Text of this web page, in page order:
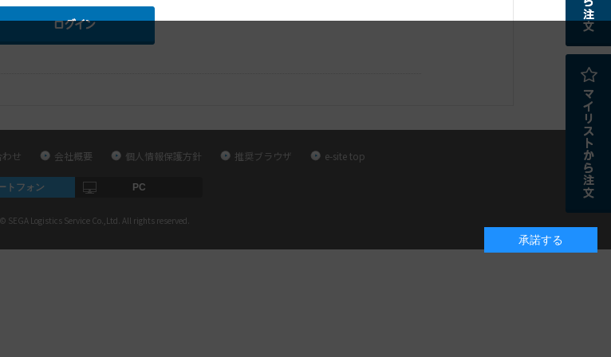
せ 会社概要 個人情報保護方針 推奨ブラウザ e-site top
トフォン PC
SEGA Logistics Service Co.,Ltd. All rights reserved.
承諾する